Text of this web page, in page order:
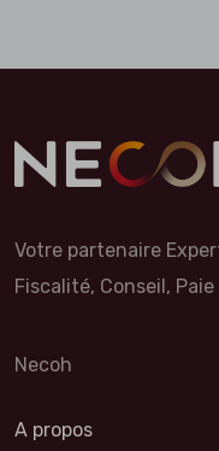
Votre partenaire
Fiscalité, Conseil, Paie
Necoh
A propos